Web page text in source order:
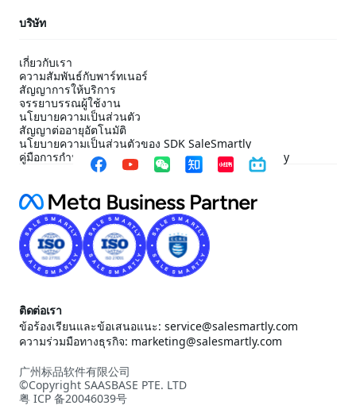
บริษัท
เกี่ยวกับเรา
ความสัมพันธ์กับพาร์ทเนอร์
สัญญาการให้บริการ
จรรยาบรรณผู้ใช้งาน
นโยบายความเป็นส่วนตัว
สัญญาต่ออายุอัตโนมัติ
นโยบายความเป็นส่วนตัวของ SDK SaleSmartly
คู่มือการกำหนดค่าการปฏิบัติตาม SDK ของ SaleSmartly
ติดต่อเรา
ข้อร้องเรียนและข้อเสนอแนะ: service@salesmartly.com
ความร่วมมือทางธุรกิจ: marketing@salesmartly.com
广州标品软件有限公司
©Copyright SAASBASE PTE. LTD
粤 ICP 备20046039号